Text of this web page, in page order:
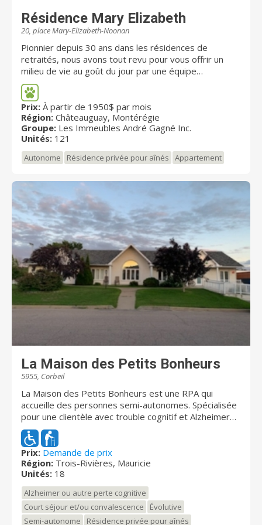
Résidence Mary Elizabeth
20, place Mary-Elizabeth-Noonan
Pionnier depuis 30 ans dans les résidences de
retraités, nous avons tout revu pour vous offrir un
milieu de vie au goût du jour par une équipe
professionnelle. Un concept qui propose un choix de
121 appartements où le traitement des espaces est
unique et innovant. LA SÉCURITÉ Résidence certifiée
avec les normes recommandées, gicleurs dans tous
les appartements et portes coupe-feu sur les étages.
PLUS DE COMMODITÉS Salon de coiffure, loisirs et
plus. SANTÉ Infirmière et médecin à votre disposition,
assistance aux soins 24h/7J. TOUT À LA PORTÉE DE
Prix: À partir de 1950$ par mois
Région: Châteauguay, Montérégie
Groupe: Les Immeubles André Gagné Inc.
Unités: 121
Autonome Résidence privée pour aînés Appartement
La Maison des Petits Bonheurs
5955, Corbeil
La Maison des Petits Bonheurs est une RPA qui
accueille des personnes semi-autonomes. Spécialisée
pour une clientèle avec trouble cognitif et Alzheimer
ou avec une mobilité réduite, les résidents reçoivent
des soins attentionnés dans un milieu de vie
chaleureux. Chacune des chambres dispose d'une salle
de bain et d'un garde robe walk-in. La Maison offre
tous les services, dont 3 repas par jour + collations,
aide à l’hygiène quotidienne, administration des
médicaments, service de buanderie, etc. Le personnel
de santé peut également prodiguer des soins variés
avec une infirmière sur place. Nous offrons aussi un
Prix: Demande de prix
Région: Trois-Rivières, Mauricie
Unités: 18
Alzheimer ou autre perte cognitive
Court séjour et/ou convalescence
Évolutive
Semi-autonome
Résidence privée pour aînés